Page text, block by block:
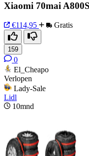
Xiaomi 70mai
€114,95 Gratis
159
0
El_Cheapo
Verlopen
Lady-Sale
Lidl
10mnd